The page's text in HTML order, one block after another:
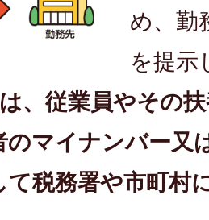
め、勤
を提示
、従業員やその
のマイナンバー又
て税務署や市町村